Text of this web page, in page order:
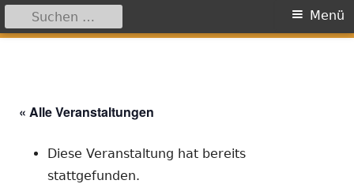
Primäres
Menü
Suchen
nach:
« Alle Veranstaltungen
Diese Veranstaltung hat bereits
stattgefunden.